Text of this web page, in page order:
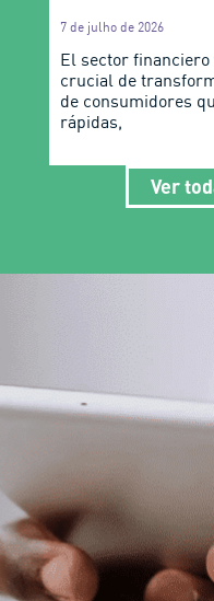
7 de julho de 2026
El sector financiero
crucial de
de consumidores
rápidas,
Ver